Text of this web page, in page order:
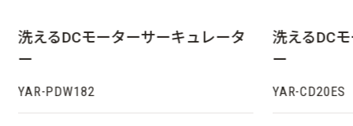
洗えるDCモーターサーキュレータ
ー
YAR-PDW182
洗えるDC
ー
YAR-CD20ES